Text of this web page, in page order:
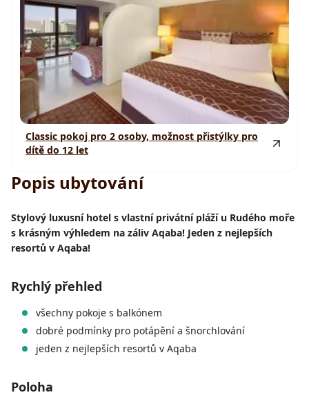
Classic pokoj pro 2 osoby, možnost přistýlky pro
dítě do 12 let
Popis ubytování
Stylový luxusní hotel s vlastní privátní pláží u Rudého moře
s krásným výhledem na záliv Aqaba! Jeden z nejlepších
resortů v Aqaba!
Rychlý přehled
všechny pokoje s balkónem
dobré podmínky pro potápění a šnorchlování
jeden z nejlepších resortů v Aqaba
Poloha